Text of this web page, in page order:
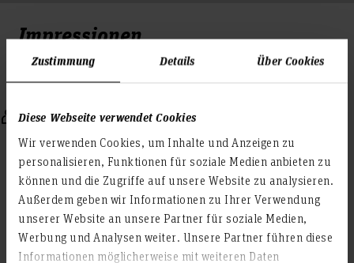
Zustimmung Details Über Cookies
Diese Webseite verwendet Cookies
Wir verwenden Cookies, um Inhalte und Anzeigen zu
personalisieren, Funktionen für soziale Medien anbieten zu
können und die Zugriffe auf unsere Website zu analysieren.
Außerdem geben wir Informationen zu Ihrer Verwendung
unserer Website an unsere Partner für soziale Medien,
Werbung und Analysen weiter. Unsere Partner führen diese
Informationen möglicherweise mit weiteren Daten
Impressionen
Das Team
Laborleiter